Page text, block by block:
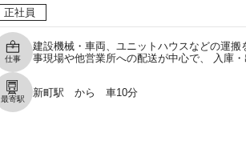
正社員
仕事
建設機械・車両、ユニットハウスなどの運
事現場や他営業所への配送が中心で、 入庫
最寄駅
新町駅 から 車10分